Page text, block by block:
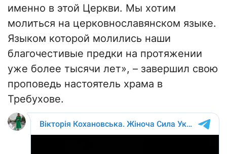
именно в этой Церкви. Мы хотим
молиться на церковнославянском языке.
Языком которой молились наши
благочестивые предки на протяжении
уже более тысячи лет», – завершил свою
проповедь настоятель храма в
Требухове.